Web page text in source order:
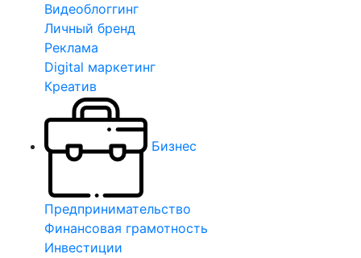
Видеоблоггинг
Личный бренд
Реклама
Digital маркетинг
Креатив
Бизнес
Предпринимательство
Финансовая грамотность
Инвестиции